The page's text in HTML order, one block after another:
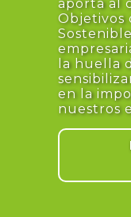
aporta al
Objetivos
la huella
en la
nuestros